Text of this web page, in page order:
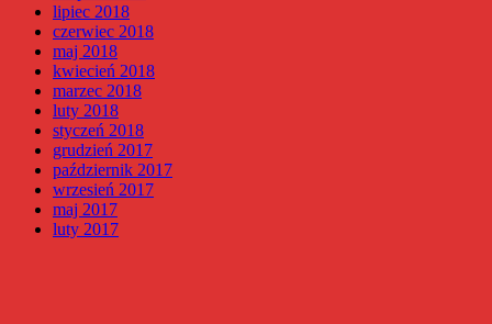
lipiec 2018
czerwiec 2018
maj 2018
kwiecień 2018
marzec 2018
luty 2018
styczeń 2018
grudzień 2017
październik 2017
wrzesień 2017
maj 2017
luty 2017